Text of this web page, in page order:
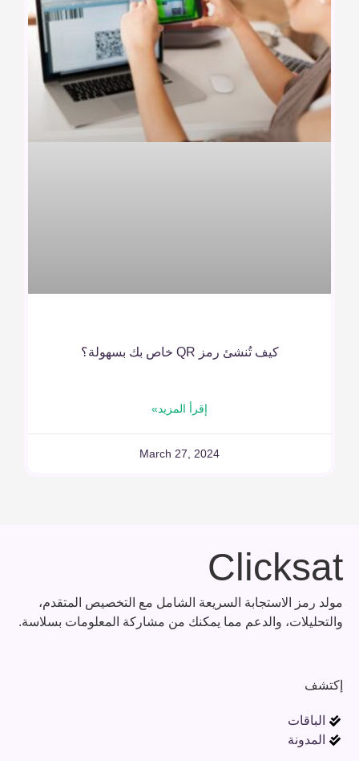
كيف تُنشئ رمز QR خاص بك بسهولة؟
إقرأ المزيد»
March 27, 2024
Clicksat
مولد رمز الاستجابة السريعة الشامل مع التخصيص المتقدم،
والتحليلات، والدعم مما يمكنك من مشاركة المعلومات بسلاسة.
إكتشف
الباقات
المدونة